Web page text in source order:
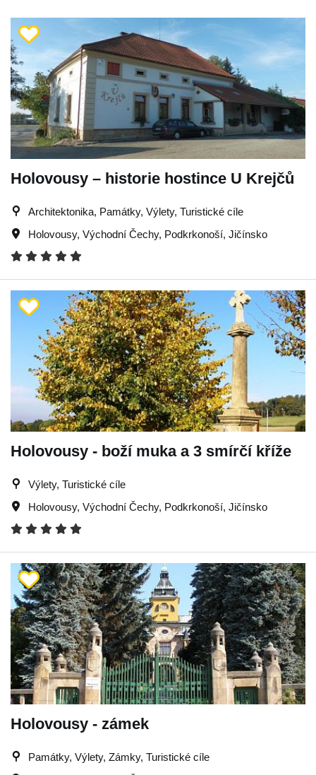
Holovousy – historie hostince U Krejčů
Architektonika, Památky, Výlety, Turistické cíle
Holovousy, Východní Čechy, Podkrkonoší, Jičínsko
Holovousy - boží muka a 3 smírčí kříže
Výlety, Turistické cíle
Holovousy, Východní Čechy, Podkrkonoší, Jičínsko
Holovousy - zámek
Památky, Výlety, Zámky, Turistické cíle